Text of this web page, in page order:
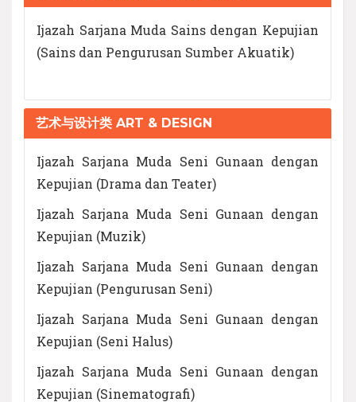
Ijazah Sarjana Muda Sains dengan Kepujian
(Sains dan Pengurusan Sumber Akuatik)
艺术与设计类 ART & DESIGN
Ijazah Sarjana Muda Seni Gunaan dengan
Kepujian (Drama dan Teater)
Ijazah Sarjana Muda Seni Gunaan dengan
Kepujian (Muzik)
Ijazah Sarjana Muda Seni Gunaan dengan
Kepujian (Pengurusan Seni)
Ijazah Sarjana Muda Seni Gunaan dengan
Kepujian (Seni Halus)
Ijazah Sarjana Muda Seni Gunaan dengan
Kepujian (Sinematografi)